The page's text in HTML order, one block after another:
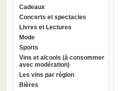
Cadeaux
Concerts et spectacles
Livres et Lectures
Mode
Sports
Vins et alcools (à consommer
avec modération)
Les vins par région
Bières